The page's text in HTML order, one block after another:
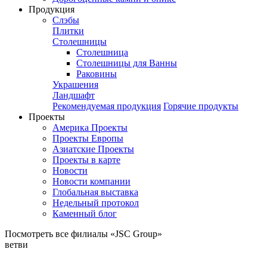
Продукция
Слэбы
Плитки
Столешницы
Столешница
Столешницы для Ванны
Раковины
Украшения
Ландшафт
Рекомендуемая продукция Горячие продукты
Проекты
Америка Проекты
Проекты Европы
Азиатские Проекты
Проекты в карте
Новости
Новости компании
Глобальная выставка
Недельный протокол
Каменный блог
Посмотреть все филиалы «JSC Group»
ветви